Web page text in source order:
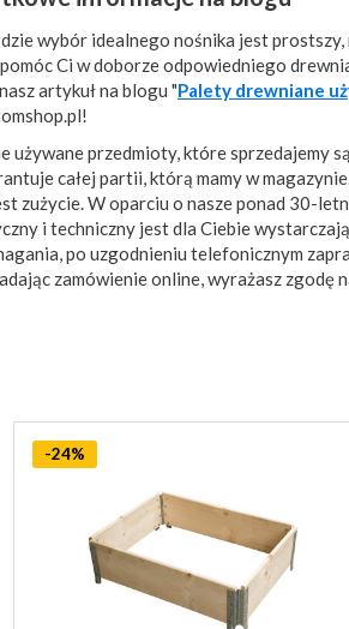
wybór idealnego nośnika jest prostszy,
Ci w doborze odpowiedniego
artykuł na blogu "Palety drewniane
używane przedmioty, które sprzedajemy
całej partii, którą mamy w
zużycie. W oparciu o nasze ponad 30-
i techniczny jest dla Ciebie
po uzgodnieniu telefonicznym
zamówienie online, wyrażasz zgodę
-24%